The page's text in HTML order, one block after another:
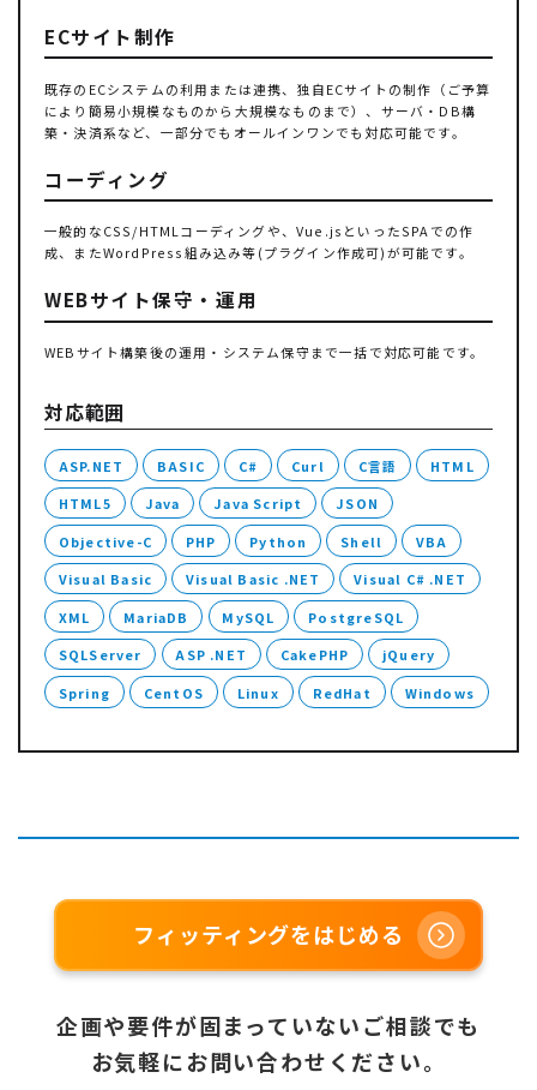
ECサイト制作
既存のECシステムの利用または連携、独自ECサイトの制作（ご予算
により簡易小規模なものから大規模なものまで）、サーバ・DB構
築・決済系など、一部分でもオールインワンでも対応可能です。
コーディング
一般的なCSS/HTMLコーディングや、Vue.jsといったSPAでの作
成、またWordPress組み込み等(プラグイン作成可)が可能です。
WEBサイト保守・運用
WEBサイト構築後の運用・システム保守まで一括で対応可能です。
対応範囲
ASP.NET BASIC C# Curl C言語
HTML
HTML5
Java Java Script
JSON
Objective-C
PHP Python Shell
VBA
Visual Basic
Visual Basic .NET
Visual C# .NET
XML
MariaDB MySQL
PostgreSQL
SQLServer
ASP .NET CakePHP
jQuery
Spring
CentOS Linux RedHat Windows
フィッティングをはじめる
企画や要件が固まっていないご相談でも
お気軽にお問い合わせください。